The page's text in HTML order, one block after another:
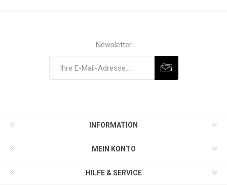
Newsletter
INFORMATION
MEIN KONTO
HILFE & SERVICE